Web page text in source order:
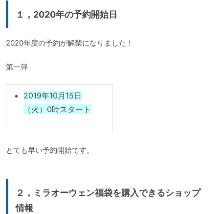
１，2020年の予約開始日
2020年度の予約が解禁になりました！
第一弾
2019年10月15日
（火）0時スタート
とても早い予約開始です。
２，ミラオーウェン福袋を購入できるショップ
情報